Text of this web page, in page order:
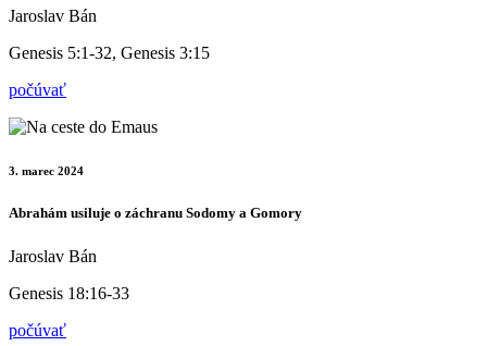
Jaroslav Bán
Genesis 5:1-32, Genesis 3:15
počúvať
3. marec 2024
Abrahám usiluje o záchranu Sodomy a Gomory
Jaroslav Bán
Genesis 18:16-33
počúvať